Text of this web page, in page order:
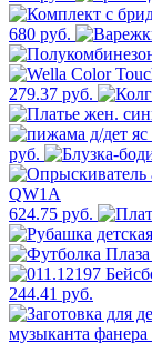
680 руб.
279.37 руб.
руб.
624.75 руб.
244.41 руб.